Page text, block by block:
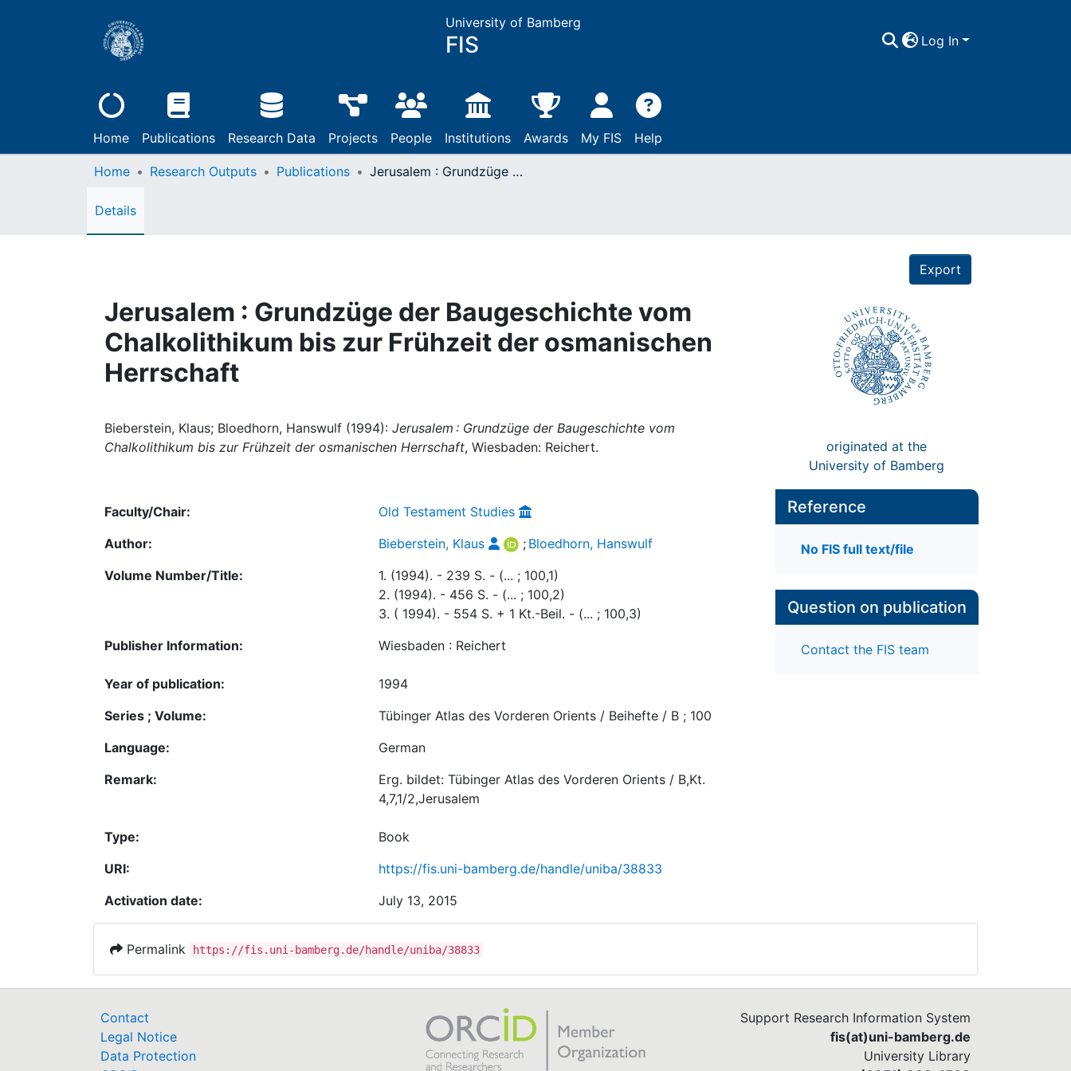
University of Bamberg
FIS Log In
Home Publications Research Data Projects People Institutions Awards My FIS Help
Home Research Outputs Publications Jerusalem : Grundzüge der Baugeschichte vom Chalkolithikum bis zur Frühzeit der osmanischen Herrschaft
Details
Export
Jerusalem : Grundzüge der Baugeschichte vom
Chalkolithikum bis zur Frühzeit der osmanischen
Herrschaft
Bieberstein, Klaus; Bloedhorn, Hanswulf (1994): Jerusalem : Grundzüge der Baugeschichte vom
Chalkolithikum bis zur Frühzeit der osmanischen Herrschaft, Wiesbaden: Reichert.
originated at the
University of Bamberg
Faculty/Chair:
Old Testament Studies
Author:
Bieberstein, Klaus ; Bloedhorn, Hanswulf
Volume Number/Title:
1. (1994). - 239 S. - (... ; 100,1)
2. (1994). - 456 S. - (... ; 100,2)
3. ( 1994). - 554 S. + 1 Kt.-Beil. - (... ; 100,3)
Publisher Information:
Wiesbaden : Reichert
Year of publication:
1994
Series ; Volume:
Tübinger Atlas des Vorderen Orients / Beihefte / B ; 100
Language:
German
Remark:
Erg. bildet: Tübinger Atlas des Vorderen Orients / B,Kt.
4,7,1/2,Jerusalem
Type:
Book
URI:
https://fis.uni-bamberg.de/handle/uniba/38833
Activation date:
July 13, 2015
Reference
No FIS full text/file
Question on publication
Contact the FIS team
Permalink https://fis.uni-bamberg.de/handle/uniba/38833
Contact
Legal Notice
Data Protection
Support Research Information System
fis(at)uni-bamberg.de
University Library